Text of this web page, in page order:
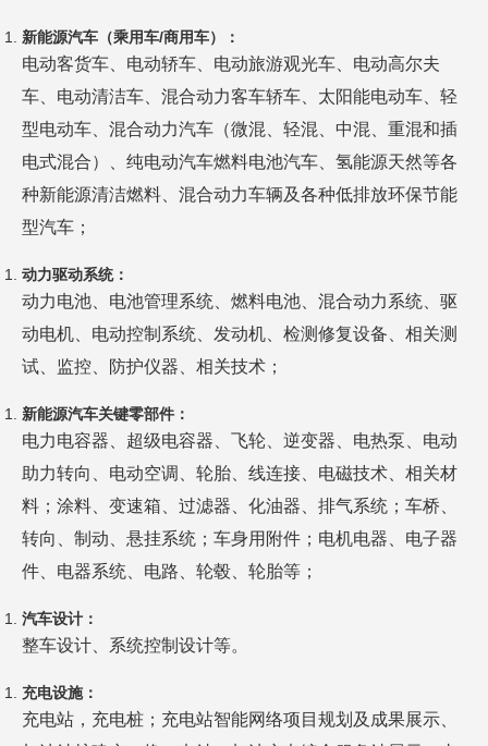
新能源汽车（乘用车/商用车）：
电动客货车、电动轿车、电动旅游观光车、电动高尔夫
车、电动清洁车、混合动力客车轿车、太阳能电动车、轻
型电动车、混合动力汽车（微混、轻混、中混、重混和插
电式混合）、纯电动汽车燃料电池汽车、氢能源天然等各
种新能源清洁燃料、混合动力车辆及各种低排放环保节能
型汽车；
动力驱动系统：
动力电池、电池管理系统、燃料电池、混合动力系统、驱
动电机、电动控制系统、发动机、检测修复设备、相关测
试、监控、防护仪器、相关技术；
新能源汽车关键零部件：
电力电容器、超级电容器、飞轮、逆变器、电热泵、电动
助力转向、电动空调、轮胎、线连接、电磁技术、相关材
料；涂料、变速箱、过滤器、化油器、排气系统；车桥、
转向、制动、悬挂系统；车身用附件；电机电器、电子器
件、电器系统、电路、轮毂、轮胎等；
汽车设计：
整车设计、系统控制设计等。
充电设施：
充电站，充电桩；充电站智能网络项目规划及成果展示、